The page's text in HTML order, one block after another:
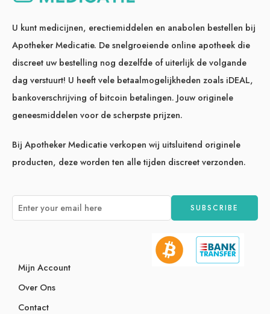
U kunt medicijnen, erectiemiddelen en anabolen bestellen bij
Apotheker Medicatie. De snelgroeiende online apotheek die
discreet uw bestelling nog dezelfde of uiterlijk de volgande
dag verstuurt! U heeft vele betaalmogelijkheden zoals iDEAL,
bankoverschrijving of bitcoin betalingen. Jouw originele
geneesmiddelen voor de scherpste prijzen.
Bij Apotheker Medicatie verkopen wij uitsluitend originele
producten, deze worden ten alle tijden discreet verzonden.
Mijn Account
Over Ons
Contact